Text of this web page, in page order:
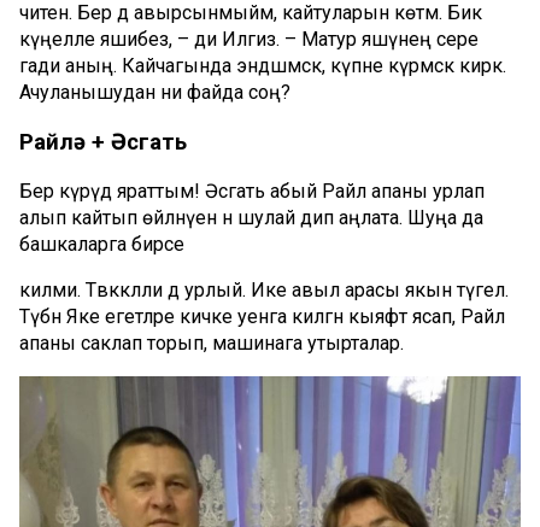
читен. Бер дә авырсынмыйм, кайтуларын көтәм. Бик
күңелле яшибез, – ди Илгизә. – Матур яшәүнең сере
гади аның. Кайчагында эндәшмәскә, күпне күрмәскә кирәк.
Ачуланышудан ни файда соң?
Райлә + Әсгать
Бер күрүдә яраттым! Әсгать абый Райлә апаны урлап
алып кайтып өйләнүен әнә шулай дип аңлата. Шуңа да
башкаларга бирәсе
килми. Тәвәккәлли дә урлый. Ике авыл арасы якын түгел.
Түбән Яке егетләре кичке уенга килгән кыяфәт ясап, Райлә
апаны саклап торып, машинага утырталар.